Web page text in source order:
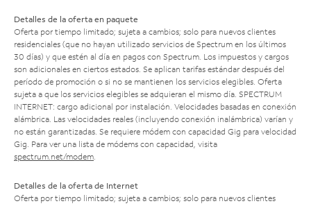
Detalles de la oferta en paquete
Oferta por tiempo limitado; sujeta a cambios; solo para nuevos clientes
residenciales (que no hayan utilizado servicios de Spectrum en los últimos
30 días) y que estén al día en pagos con Spectrum. Los impuestos y cargos
son adicionales en ciertos estados. Se aplican tarifas estándar después del
período de promoción o si no se mantienen los servicios elegibles. Oferta
sujeta a que los servicios elegibles se adquieran el mismo día. SPECTRUM
INTERNET: cargo adicional por instalación. Velocidades basadas en conexión
alámbrica. Las velocidades reales (incluyendo conexión inalámbrica) varían y
no están garantizadas. Se requiere módem con capacidad Gig para velocidad
Gig. Para ver una lista de módems con capacidad, visita
spectrum.net/modem
Detalles de la oferta de Internet
Oferta por tiempo limitado; sujeta a cambios; solo para nuevos clientes